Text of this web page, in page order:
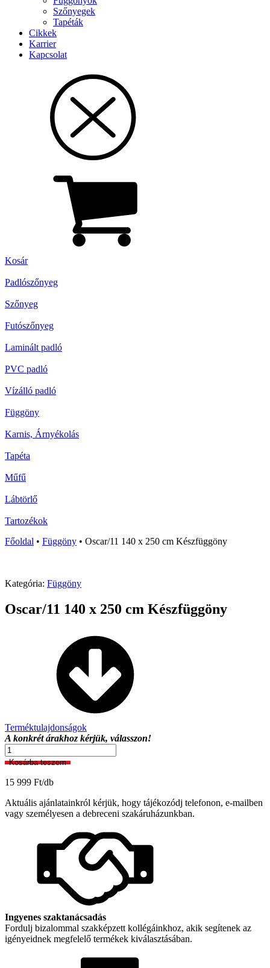
Szőnyegek
Tapéták
Cikkek
Karrier
Kapcsolat
Kosár
Padlószőnyeg
Szőnyeg
Futószőnyeg
Laminált padló
PVC padló
Vízálló padló
Függöny
Karnis, Árnyékolás
Tapéta
Műfű
Lábtörlő
Tartozékok
Főoldal • Függöny • Oscar/11 140 x 250 cm Készfüggöny
Kategória: Függöny
Oscar/11 140 x 250 cm Készfüggöny
Terméktulajdonságok
A konkrét árakhoz kérjük, válasszon!
Oscar/11
140
250
Készfüggöny
mennyiség
Kosárba teszem
15 999 Ft/db
Aktuális ajánlatainkról kérjük, hogy tájékozódj telefonon, e-mailben
vagy személyesen a debreceni szakáruházunkban.
Ingyenes szaktanácsadás
Fordulj bizalommal szakképzett kollégáinkhoz, akik segítenek az
igényeidnek megfelelő termékek kiválasztásában.